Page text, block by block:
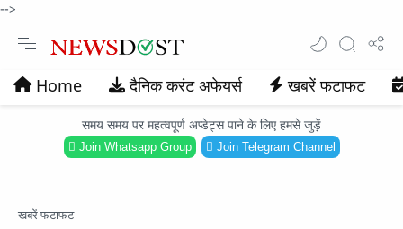
-->
Home दैनिक करंट अफेयर्स खबरें फटाफट
समय समय पर महत्वपूर्ण अप्डेट्स पाने के लिए हमसे जुड़ें
Join Whatsapp Group Join Telegram Channel
खबरें फटाफट